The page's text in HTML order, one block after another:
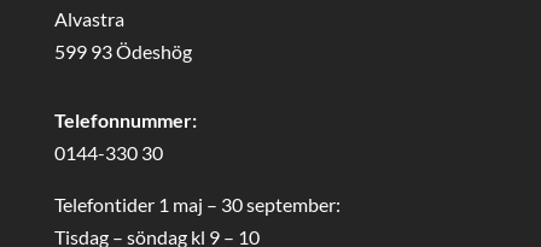
Alvastra
599 93 Ödeshög
Telefonnummer:
0144-330 30
Telefontider 1 maj – 30 september:
Tisdag – söndag kl 9 – 10